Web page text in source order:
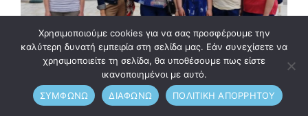
Χρησιμοποιούμε cookies για να σας προσφέρουμε την
καλύτερη δυνατή εμπειρία στη σελίδα μας. Εάν συνεχίσετε να
χρησιμοποιείτε τη σελίδα, θα υποθέσουμε πως είστε
ικανοποιημένοι με αυτό.
ΣΥΜΦΩΝΩ
ΔΙΑΦΩΝΩ ΠΟΛΙΤΙΚΗ ΑΠΟΡΡΗΤΟΥ